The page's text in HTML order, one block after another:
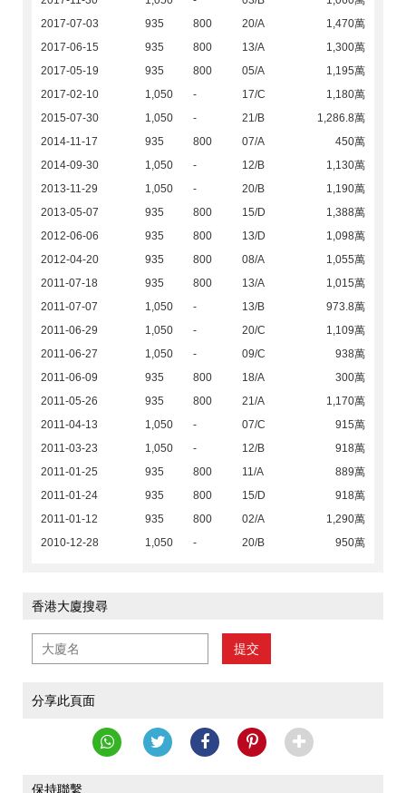
2017-07-03
935 800 20/A
1,470萬
2017-06-15
935 800 13/A
1,300萬
2017-05-19
935 800 05/A
1,195萬
2017-02-10
1,050 - 17/C
1,180萬
2015-07-30
1,050 - 21/B
1,286.8萬
2014-11-17
935 800 07/A
450萬
2014-09-30
1,050 - 12/B
1,130萬
2013-11-29
1,050 - 20/B
1,190萬
2013-05-07
935 800 15/D
1,388萬
2012-06-06
935 800 13/D
1,098萬
2012-04-20
935 800 08/A
1,055萬
2011-07-18
935 800 13/A
1,015萬
2011-07-07
1,050 - 13/B
973.8萬
2011-06-29
1,050 - 20/C
1,109萬
2011-06-27
1,050 - 09/C
938萬
2011-06-09
935 800 18/A
300萬
2011-05-26
935 800 21/A
1,170萬
2011-04-13
1,050 - 07/C
915萬
2011-03-23
1,050 - 12/B
918萬
2011-01-25
935 800 11/A
889萬
2011-01-24
935 800 15/D
918萬
2011-01-12
935 800 02/A
1,290萬
2010-12-28
1,050 - 20/B 950萬
香港大廈搜尋
提交
分享此頁面
保持聯繫